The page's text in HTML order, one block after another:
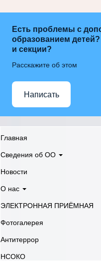
Есть проблемы с
образованием
и секции?
Расскажите об этом
Написать
Главная
Сведения об ОО
Новости
О нас
ЭЛЕКТРОННАЯ ПРИЁМНАЯ
Фотогалерея
Антитеррор
НСОКО